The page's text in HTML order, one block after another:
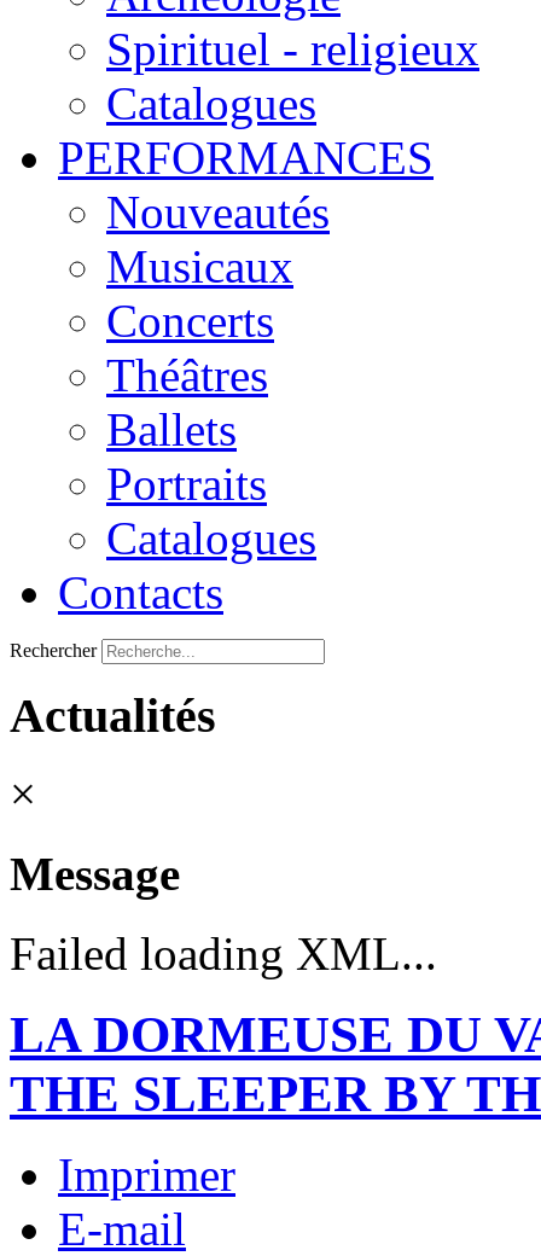
Spirituel - religieux
Catalogues
PERFORMANCES
Nouveautés
Musicaux
Concerts
Théâtres
Ballets
Portraits
Catalogues
Contacts
Rechercher
Actualités
×
Message
Failed loading XML...
LA DORMEUSE DU
THE SLEEPER BY
Imprimer
E-mail